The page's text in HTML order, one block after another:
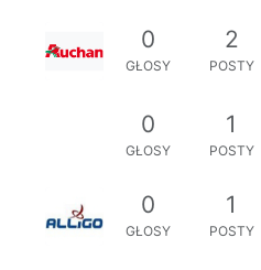
0
GŁOSY
2
POSTY
0
GŁOSY
1
POSTY
0
GŁOSY
1
POSTY